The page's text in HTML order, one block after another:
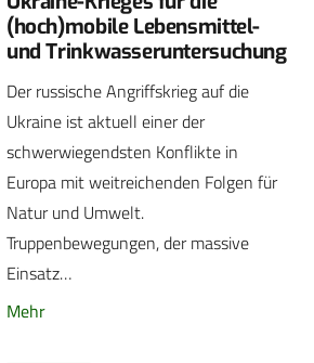
(hoch)mobile Lebensmittel-
und Trinkwasseruntersuchung
Der russische Angriffskrieg auf die
Ukraine ist aktuell einer der
schwerwiegendsten Konflikte in
Europa mit weitreichenden Folgen für
Natur und Umwelt.
Truppenbewegungen, der massive
Einsatz…
Mehr